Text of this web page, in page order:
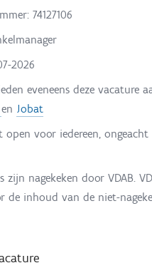
74127106
2026
eveneens deze vacature
en Jobat
open voor iedereen,
zijn nagekeken door VDAB.
de inhoud van de niet-